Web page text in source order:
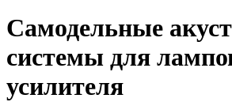
Самодельные
системы для
усилителя